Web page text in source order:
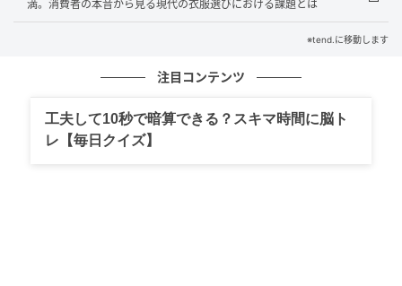
の周囲への配慮やストレス軽減にも繋がってありがた
い』
『若い頃に足に合わない靴で苦労した経験から足を痛
めない選択肢が増えるのは非常に良いことだと感じ
満。消費者の本音から見る現代の衣服選びにおける課題とは
※tend.に移動します
注目コンテンツ
工夫して10秒で暗算できる？スキマ時間に脳ト
レ【毎日クイズ】